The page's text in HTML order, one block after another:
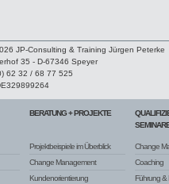
JP-Consulting & Training Jürgen Peterke
35 - D-67346 Speyer
62 32 / 68 77 525
BERATUNG + PROJEKTE
Projektbeispiele im Überblick
Change Management
Kundenorientierung
Change
Coaching
Führung &